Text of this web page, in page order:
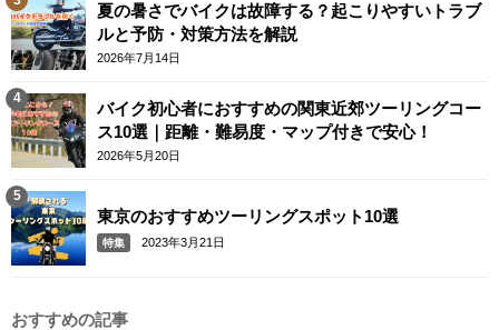
夏の暑さでバイクは故障する？起こりやすいトラブ
ルと予防・対策方法を解説
2026年7月14日
バイク初心者におすすめの関東近郊ツーリングコー
ス10選｜距離・難易度・マップ付きで安心！
2026年5月20日
東京のおすすめツーリングスポット10選
特集 2023年3月21日
おすすめの記事